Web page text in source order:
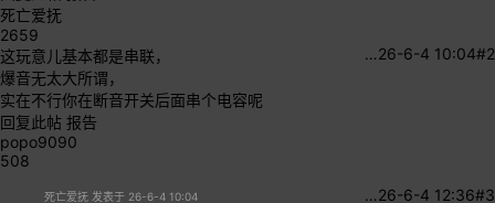
死亡爱抚
2659
#2
26-6-4 10:04
…
这玩意儿基本都是串联，
爆音无太大所谓，
实在不行你在断音开关后面串个电容呢
回复此帖 报告
popo9090
508
#3
26-6-4 12:36
…
死亡爱抚 发表于 26-6-4 10:04